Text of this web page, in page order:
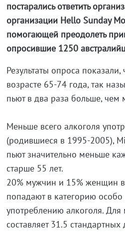
постарались ответить
организации Hello Sunday
помогающей преодолеть
опросившие 1250
Результаты опроса
возрасте 65-74 года, так
пьют в два раза больше, чем
Меньше всего алкоголя
(родившиеся в 1995-2005),
пьют значительно меньше
старше 55 лет.
20% мужчин и 15% женщин
попадают в категорию
употреблению алкоголя. Для
составляет 31.5